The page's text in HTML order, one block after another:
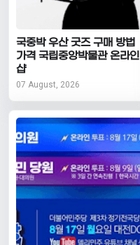
국중박 우산 굿즈 구매 방법
가격 국립중앙박물관 온라인
샵
07 August, 2026